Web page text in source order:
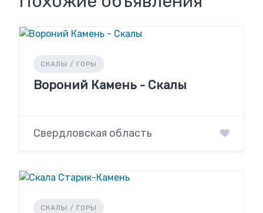
СКАЛЫ / ГОРЫ
Вороний Камень - Скалы
Свердловская область
СКАЛЫ / ГОРЫ